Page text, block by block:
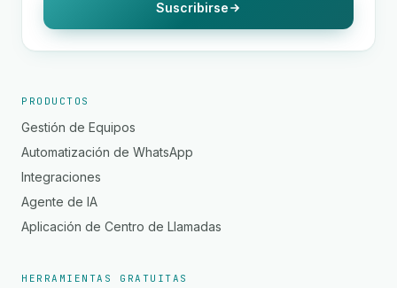
Suscribirse
PRODUCTOS
Gestión de Equipos
Automatización de WhatsApp
Integraciones
Agente de IA
Aplicación de Centro de Llamadas
HERRAMIENTAS GRATUITAS